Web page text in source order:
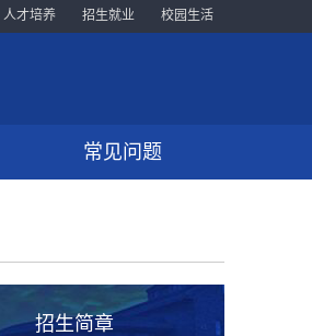
人才培养 招生就业 校园生活
常见问题
招生简章